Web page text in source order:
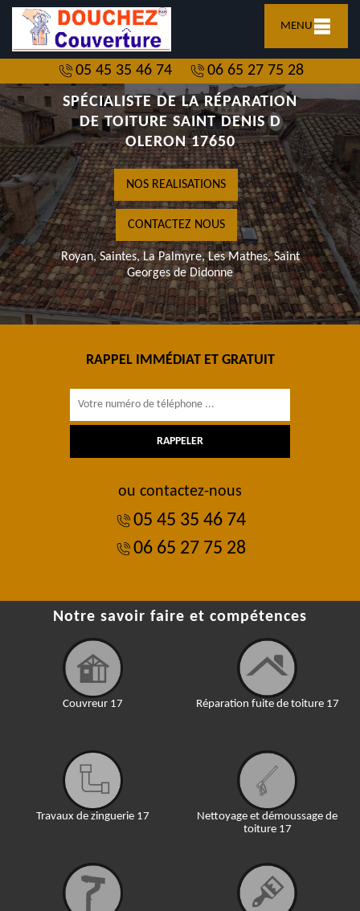
MENU
05 45 35 46 74
06 65 27 75 28
SPÉCIALISTE DE LA RÉPARATION
DE TOITURE SAINT DENIS D
OLERON 17650
NOS REALISATIONS
CONTACTEZ NOUS
Royan, Saintes, La Palmyre, Les Mathes, Saint
Georges de Didonne
RAPPEL IMMÉDIAT ET GRATUIT
ou contactez-nous
05 45 35 46 74
06 65 27 75 28
Notre savoir faire et compétences
Couvreur 17
Travaux de zinguerie 17
Réparation fuite de toiture 17
Nettoyage et démoussage de
toiture 17